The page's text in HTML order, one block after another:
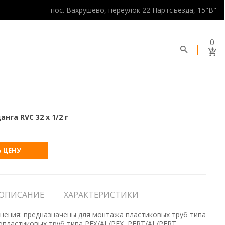
пос. Вахрушево, переулок 22 Партсъезда, 15"В"
0
RVC 32 х 1/2 г
ЦЕНУ
ХАРАКТЕРИСТИКИ
предназначены для монтажа пластиковых труб типа